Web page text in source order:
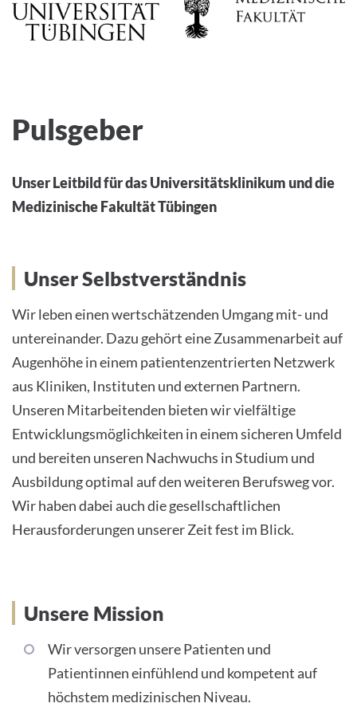
Pulsgeber
Unser Leitbild für das Universitätsklinikum und die
Medizinische Fakultät Tübingen
Unser Selbstverständnis
Wir leben einen wertschätzenden Umgang mit- und
untereinander. Dazu gehört eine Zusammenarbeit auf
Augenhöhe in einem patientenzent­rierten Netzwerk
aus Kliniken, Instituten und externen Partnern.
Unseren Mitarbeitenden bieten wir vielfältige
Entwicklungsmöglichkeiten in einem sicheren Umfeld
und bereiten unseren Nachwuchs in Studium und
Ausbildung optimal auf den weiteren Berufsweg vor.
Wir haben dabei auch die gesellschaftlichen
Herausforderungen unserer Zeit fest im Blick.
Unsere Mission
Wir versorgen unsere Patienten und
Patientinnen einfühlend und kompetent auf
höchstem medizinischen Niveau.